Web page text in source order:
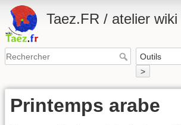
Taez.FR / atelier wiki
>
Printemps arabe